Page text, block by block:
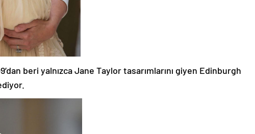
beri yalnızca Jane Taylor tasarımlarını giyen Edinburgh